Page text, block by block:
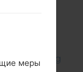
Samsung
меры